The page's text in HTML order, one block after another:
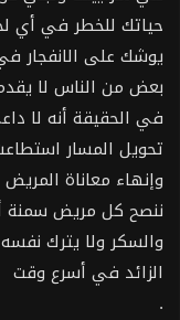
حياتك للخطر في أي
يوشك على الانفجار
بعض من الناس لا
في الحقيقة أنه لا
تحويل المسار
وإنهاء معاناة
ننصح كل مريض سمنة
والسكر ولا يترك
الزائد في أسرع وقت
.